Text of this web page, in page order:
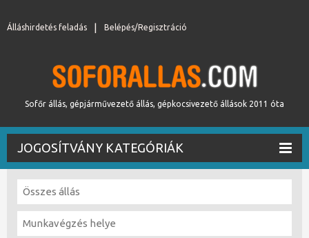
Belépés/Regisztráció
Álláshirdetés feladás
Sofőr állás, gépjárművezető állás, gépkocsivezető állások 2011 óta
JOGOSÍTVÁNY KATEGÓRIÁK